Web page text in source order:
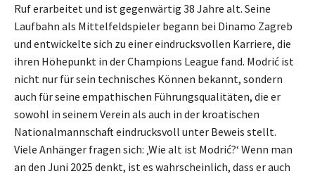
Ruf erarbeitet und ist gegenwärtig 38 Jahre alt. Seine
Laufbahn als Mittelfeldspieler begann bei Dinamo Zagreb
und entwickelte sich zu einer eindrucksvollen Karriere, die
ihren Höhepunkt in der Champions League fand. Modrić ist
nicht nur für sein technisches Können bekannt, sondern
auch für seine empathischen Führungsqualitäten, die er
sowohl in seinem Verein als auch in der kroatischen
Nationalmannschaft eindrucksvoll unter Beweis stellt.
Viele Anhänger fragen sich: ‚Wie alt ist Modrić?‘ Wenn man
an den Juni 2025 denkt, ist es wahrscheinlich, dass er auch